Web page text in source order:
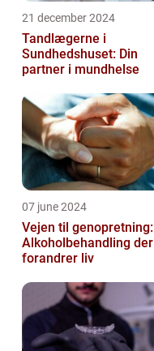
21 december 2024
Tandlægerne i
Sundhedshuset: Din
partner i mundhelse
07 june 2024
Vejen til genopretning:
Alkoholbehandling der
forandrer liv